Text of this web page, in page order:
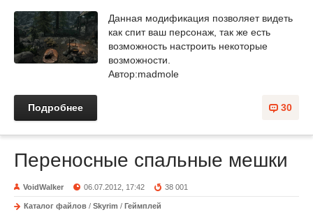
Данная модификация позволяет видеть
как спит ваш персонаж, так же есть
возможность настроить некоторые
возможности.
Автор:madmole
30
Подробнее
Переносные спальные мешки
VoidWalker 06.07.2012, 17:42 38 001
Каталог файлов / Skyrim / Геймплей